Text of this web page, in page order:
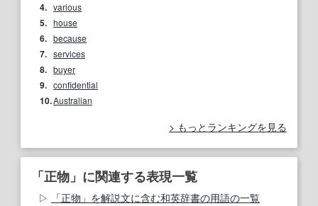
4. various
5. house
6. because
7. services
8. buyer
9. confidential
10.Australian
もっとランキングを見る
「正物」に関連する表現一覧
「正物」を解説文に含む和英辞書の用語の一覧